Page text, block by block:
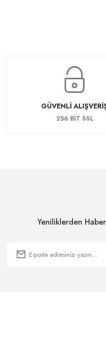
GÜVENLİ
256 BİT SSL
Yeniliklerden